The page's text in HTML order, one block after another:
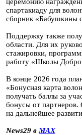
спартакиаду для
сборник «Бабушкины
Поддержку также
области. Для их
стажировки,
работу «Школы
В конце 2026 года
«Бонусная карта
получать баллы за
бонусы от партнеров.
на дальнейшее
News29 в MAX